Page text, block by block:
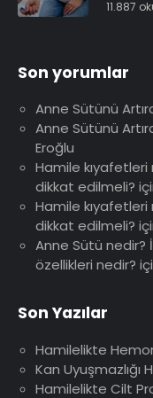
11.887
Son yorumlar
Anne Sütünü
Anne Sütünü
Eroğlu
Hamile kıyafetleri
dikkat edilmeli?
Hamile kıyafetleri
dikkat edilmeli?
Anne Sütü nedir?
özellikleri nedir?
Son Yazılar
Hamilelikte
Kan Uyuşmazlığı
Hamilelikte Cilt